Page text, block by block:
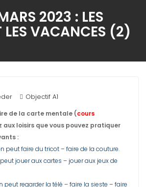
2023 : LES
LES VACANCES (2)
Objectif A1
de la carte mentale (cours
aux loisirs que vous pouvez pratiquer
:
peut faire du tricot – faire de la couture.
jouer aux cartes – jouer aux jeux de
peut regarder la télé – faire la sieste – faire